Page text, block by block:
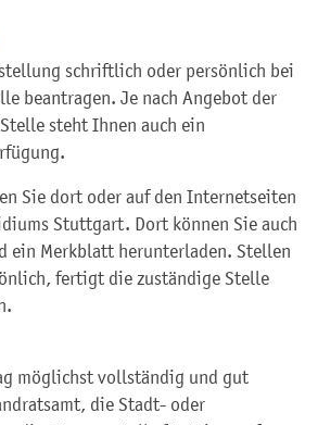
schriftlich oder persönlich bei
beantragen. Je nach Angebot der
steht Ihnen auch ein
Sie dort oder auf den Internetseiten
Stuttgart. Dort können Sie auch
ein Merkblatt herunterladen. Stellen
fertigt die zuständige Stelle
möglichst vollständig und gut
die Stadt- oder